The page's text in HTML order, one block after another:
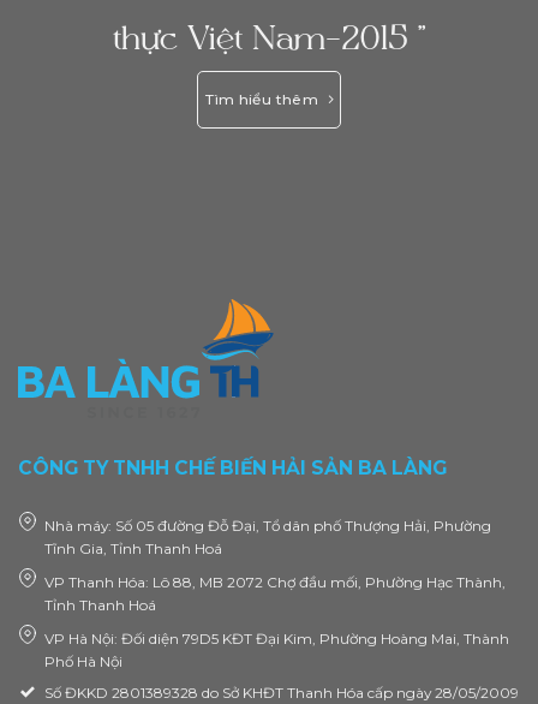
thực Việt Nam-2015 ”
Tìm hiểu thêm
CÔNG TY TNHH CHẾ BIẾN HẢI SẢN BA LÀNG
Nhà máy: Số 05 đường Đỗ Đại, Tổ dân phố Thượng Hải, Phường
Tĩnh Gia, Tỉnh Thanh Hoá
VP Thanh Hóa: Lô 88, MB 2072 Chợ đầu mối, Phường Hạc Thành,
Tỉnh Thanh Hoá
VP Hà Nội: Đối diện 79D5 KĐT Đại Kim, Phường Hoàng Mai, Thành
Phố Hà Nội
Số ĐKKD 2801389328 do Sở KHĐT Thanh Hóa cấp ngày 28/05/2009